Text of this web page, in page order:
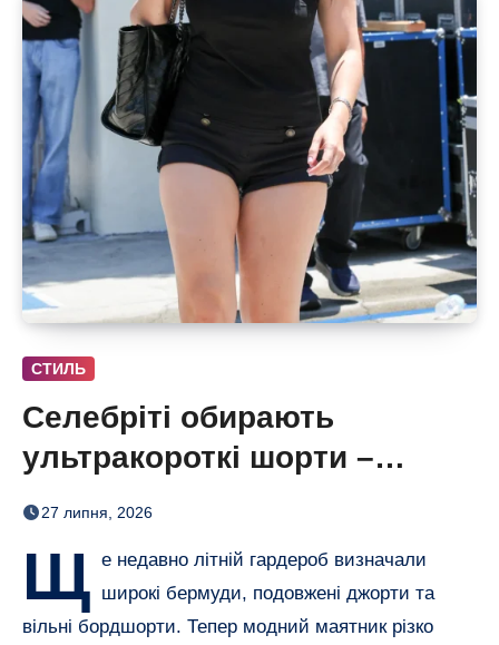
СТИЛЬ
Селебріті обирають
ультракороткі шорти –
бермуди отримали зухвалу
27 липня, 2026
Щ е недавно літній гардероб визначали
широкі бермуди, подовжені джорти та
вільні бордшорти. Тепер модний маятник різко